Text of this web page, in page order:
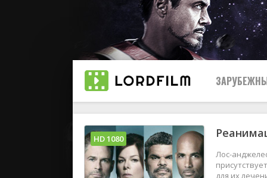
Все
2019
Лос-
для их
HD 1080